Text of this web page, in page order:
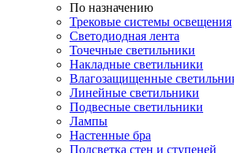
По назначению
Трековые системы освещения
Светодиодная лента
Точечные светильники
Накладные светильники
Влагозащищенные
Линейные светильники
Подвесные светильники
Лампы
Настенные бра
Подсветка стен и ступеней